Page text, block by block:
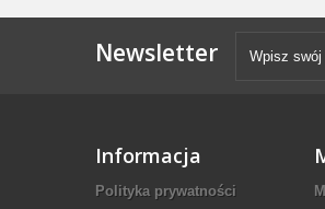
Newsletter
Informacja
Polityka prywatności